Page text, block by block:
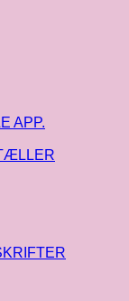
APP.